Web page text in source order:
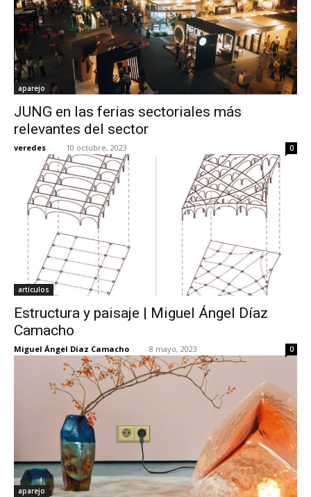
aparejo
JUNG en las ferias sectoriales más
relevantes del sector
veredes - 10 octubre, 2023 0
artículos
Estructura y paisaje | Miguel Ángel Díaz
Camacho
Miguel Ángel Díaz Camacho - 8 mayo, 2023 0
aparejo